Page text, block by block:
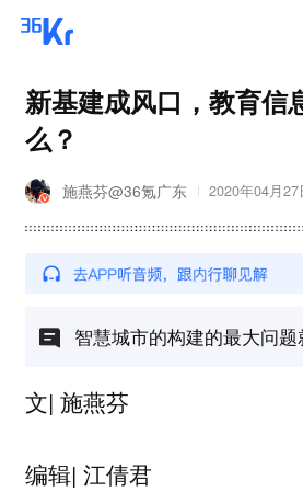
新基建成风口，教育信
么？
施燕芬@36氪广东 2020年04月27
智慧城市的构建的最大问题
文| 施燕芬
编辑| 江倩君